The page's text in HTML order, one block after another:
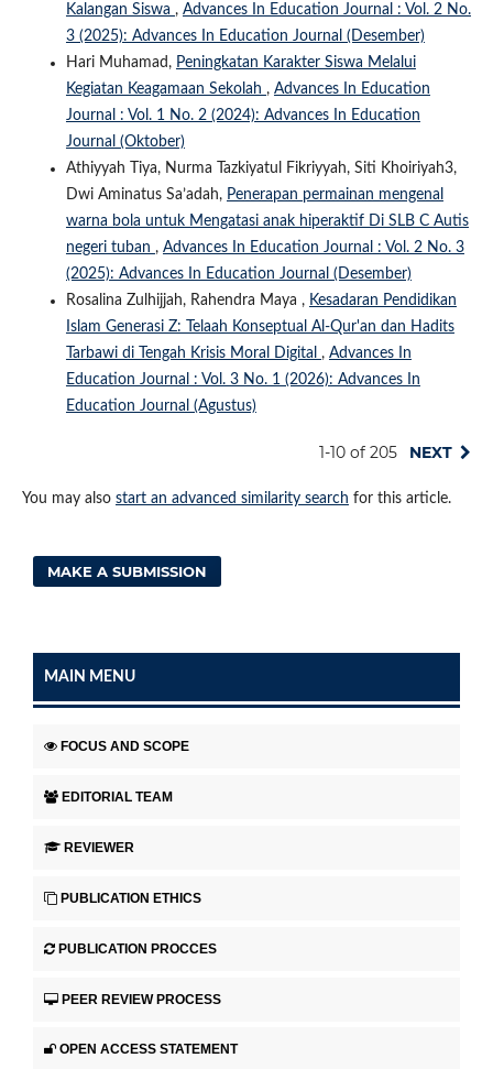
Kalangan Siswa , Advances In Education Journal : Vol. 2 No.
3 (2025): Advances In Education Journal (Desember)
Hari Muhamad, Peningkatan Karakter Siswa Melalui
Kegiatan Keagamaan Sekolah , Advances In Education
Journal : Vol. 1 No. 2 (2024): Advances In Education
Journal (Oktober)
Athiyyah Tiya, Nurma Tazkiyatul Fikriyyah, Siti Khoiriyah3,
Dwi Aminatus Sa’adah, Penerapan permainan mengenal
warna bola untuk Mengatasi anak hiperaktif Di SLB C Autis
negeri tuban , Advances In Education Journal : Vol. 2 No. 3
(2025): Advances In Education Journal (Desember)
Rosalina Zulhijjah, Rahendra Maya , Kesadaran Pendidikan
Islam Generasi Z: Telaah Konseptual Al-Qur'an dan Hadits
Tarbawi di Tengah Krisis Moral Digital , Advances In
Education Journal : Vol. 3 No. 1 (2026): Advances In
Education Journal (Agustus)
1-10 of 205 NEXT
You may also start an advanced similarity search for this article.
MAKE A SUBMISSION
MAIN MENU
FOCUS AND SCOPE
EDITORIAL TEAM
REVIEWER
PUBLICATION ETHICS
PUBLICATION PROCCES
PEER REVIEW PROCESS
OPEN ACCESS STATEMENT